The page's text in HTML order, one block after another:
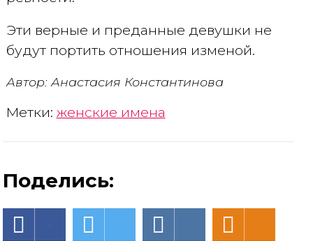
Эти верные и преданные девушки не
будут портить отношения изменой.
Автор: Анастасия Константинова
Метки: женские имена
Поделись: